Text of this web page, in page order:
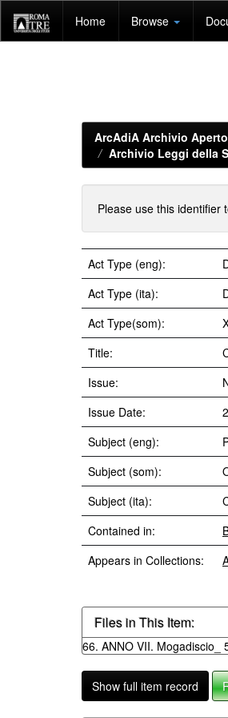
navigation
Home Browse
ArcAdiA Archivio
Archivio Leggi della
Please use this identifier
Act Type (eng):
Act Type (ita):
Act Type(som):
Title:
Issue:
Issue Date:
Subject (eng):
Subject (som):
Subject (ita):
Contained in:
Appears in Collections:
Files in This Item:
66. ANNO VII. Mogadiscio_
Show full item record